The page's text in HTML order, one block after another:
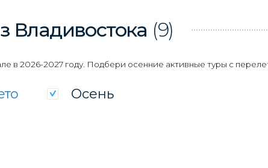
Владивостока (9)
2026-2027 году. Подбери осенние активные туры с
Осень